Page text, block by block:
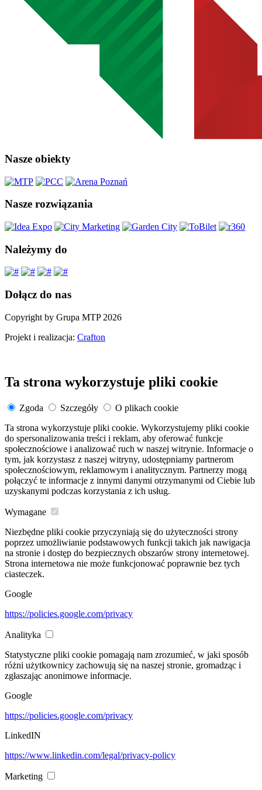
Nasze obiekty
Nasze rozwiązania
Należymy do
Dołącz do nas
Copyright by Grupa MTP 2026
Projekt i realizacja: Crafton
Ta strona wykorzystuje pliki cookie
Zgoda Szczegóły
O plikach cookie
Ta strona wykorzystuje pliki cookie. Wykorzystujemy pliki cookie
do spersonalizowania treści i reklam, aby oferować funkcje
społecznościowe i analizować ruch w naszej witrynie. Informacje o
tym, jak korzystasz z naszej witryny, udostępniamy partnerom
społecznościowym, reklamowym i analitycznym. Partnerzy mogą
połączyć te informacje z innymi danymi otrzymanymi od Ciebie lub
uzyskanymi podczas korzystania z ich usług.
Wymagane
Niezbędne pliki cookie przyczyniają się do użyteczności strony
poprzez umożliwianie podstawowych funkcji takich jak nawigacja
na stronie i dostęp do bezpiecznych obszarów strony internetowej.
Strona internetowa nie może funkcjonować poprawnie bez tych
ciasteczek.
Google
https://policies.google.com/privacy
Analityka
Statystyczne pliki cookie pomagają nam zrozumieć, w jaki sposób
różni użytkownicy zachowują się na naszej stronie, gromadząc i
zgłaszając anonimowe informacje.
Google
https://policies.google.com/privacy
LinkedIN
https://www.linkedin.com/legal/privacy-policy
Marketing